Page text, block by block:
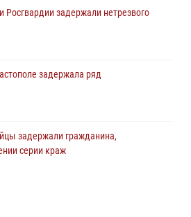
Росгвардии задержали нетрезвого
задержала ряд
задержали гражданина,
серии краж